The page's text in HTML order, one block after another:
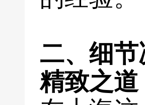
二、细
精致之道